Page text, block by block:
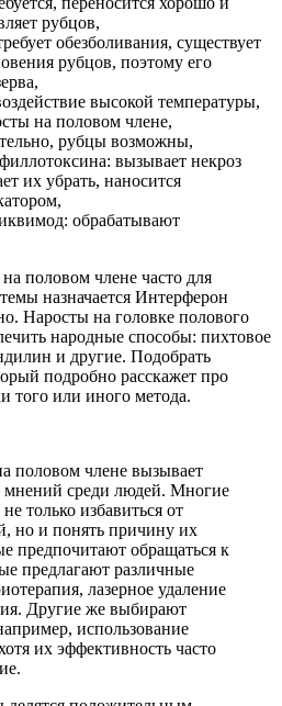
рубцов,
обезболивания, существует
рубцов, поэтому его
высокой температуры,
на половом члене,
рубцы возможны,
вызывает некроз
их убрать, наносится
обрабатывают
половом члене часто для
назначается Интерферон
Наросты на головке полового
народные способы: пихтовое
и другие. Подобрать
подробно расскажет про
того или иного метода.
половом члене вызывает
среди людей. Многие
только избавиться от
но и понять причину их
предпочитают обращаться к
предлагают различные
лазерное удаление
Другие же выбирают
использование
их эффективность часто